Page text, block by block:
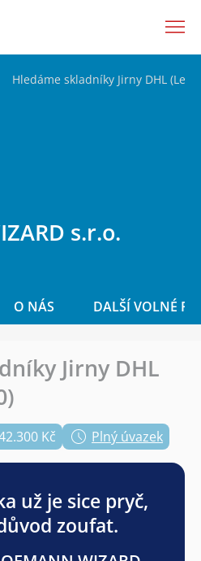
Hledáme skladníky Jirny DHL
s.r.o.
O NÁS DALŠÍ VOLNÉ
Jirny DHL
Kč Plný úvazek
už je sice pryč,
zoufat.